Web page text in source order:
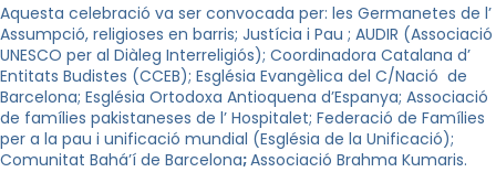
Aquesta celebració va ser convocada per: les Germanetes de l’
Assumpció, religioses en barris; Justícia i Pau ; AUDIR (Associació
UNESCO per al Diàleg Interreligiós); Coordinadora Catalana d’
Entitats Budistes (CCEB); Església Evangèlica del C/Nació de
Barcelona; Església Ortodoxa Antioquena d’Espanya; Associació
de famílies pakistaneses de l’ Hospitalet; Federació de Famílies
per a la pau i unificació mundial (Església de la Unificació);
Comunitat Bahá’í de Barcelona;Associació Brahma Kumaris.